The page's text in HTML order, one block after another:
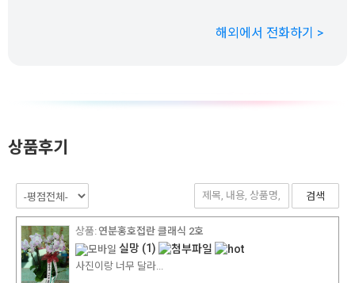
해외에서 전화하기 >
상품후기